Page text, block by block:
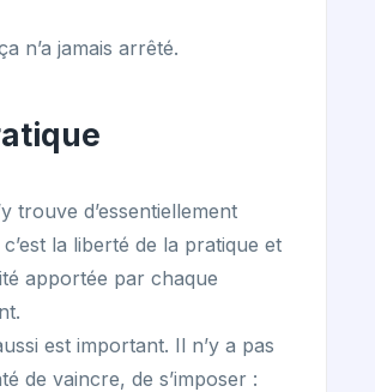
n’a jamais arrêté.
trouve d’essentiellement
la liberté de la pratique et
apportée par chaque
est important. Il n’y a pas
de vaincre, de s’imposer :